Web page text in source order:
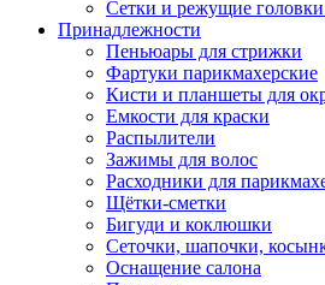
Сетки и режущие головки
Принадлежности
Пеньюары для стрижки
Фартуки парикмахерские
Кисти и планшеты для
Емкости для краски
Распылители
Зажимы для волос
Расходники для
Щётки-сметки
Бигуди и коклюшки
Сеточки, шапочки,
Оснащение салона